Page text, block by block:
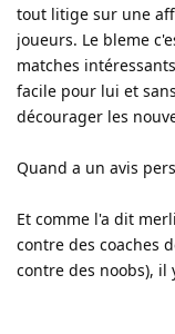
tout litige sur une
joueurs. Le bleme
matches
facile pour lui et
décourager les
Quand a un avis
Et comme l'a dit
contre des coaches
contre des noobs), il